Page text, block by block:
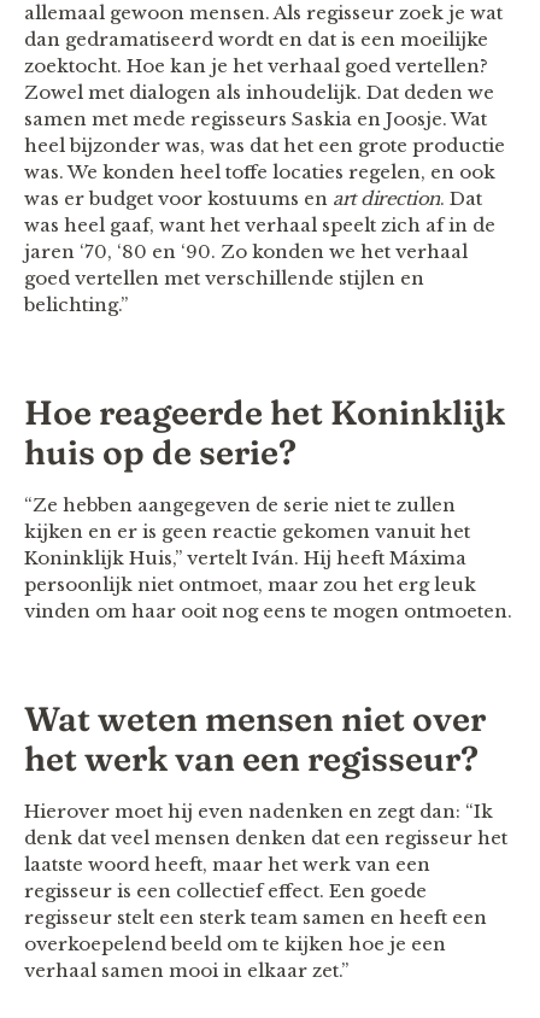
allemaal gewoon mensen. Als regisseur zoek je wat
dan gedramatiseerd wordt en dat is een moeilijke
zoektocht. Hoe kan je het verhaal goed vertellen?
Zowel met dialogen als inhoudelijk. Dat deden we
samen met mede regisseurs Saskia en Joosje. Wat
heel bijzonder was, was dat het een grote productie
was. We konden heel toffe locaties regelen, en ook
was er budget voor kostuums en art direction. Dat
was heel gaaf, want het verhaal speelt zich af in de
jaren ‘70, ‘80 en ‘90. Zo konden we het verhaal
goed vertellen met verschillende stijlen en
belichting.”
Hoe reageerde het Koninklijk
huis op de serie?
“Ze hebben aangegeven de serie niet te zullen
kijken en er is geen reactie gekomen vanuit het
Koninklijk Huis,” vertelt Iván. Hij heeft Máxima
persoonlijk niet ontmoet, maar zou het erg leuk
vinden om haar ooit nog eens te mogen ontmoeten.
Wat weten mensen niet over
het werk van een regisseur?
Hierover moet hij even nadenken en zegt dan: “Ik
denk dat veel mensen denken dat een regisseur het
laatste woord heeft, maar het werk van een
regisseur is een collectief effect. Een goede
regisseur stelt een sterk team samen en heeft een
overkoepelend beeld om te kijken hoe je een
verhaal samen mooi in elkaar zet.”